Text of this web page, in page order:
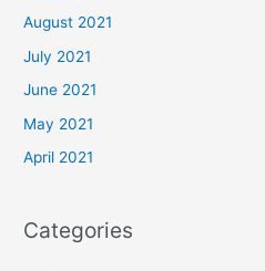
August 2021
July 2021
June 2021
May 2021
April 2021
Categories